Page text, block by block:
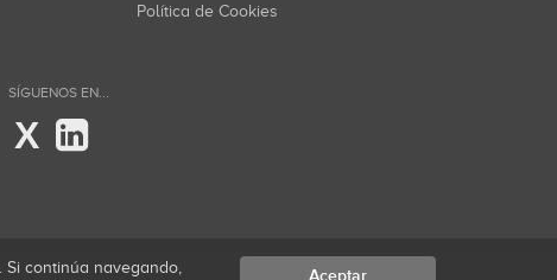
Política de Cookies
SÍGUENOS EN...
X
continúa navegando, Aceptar